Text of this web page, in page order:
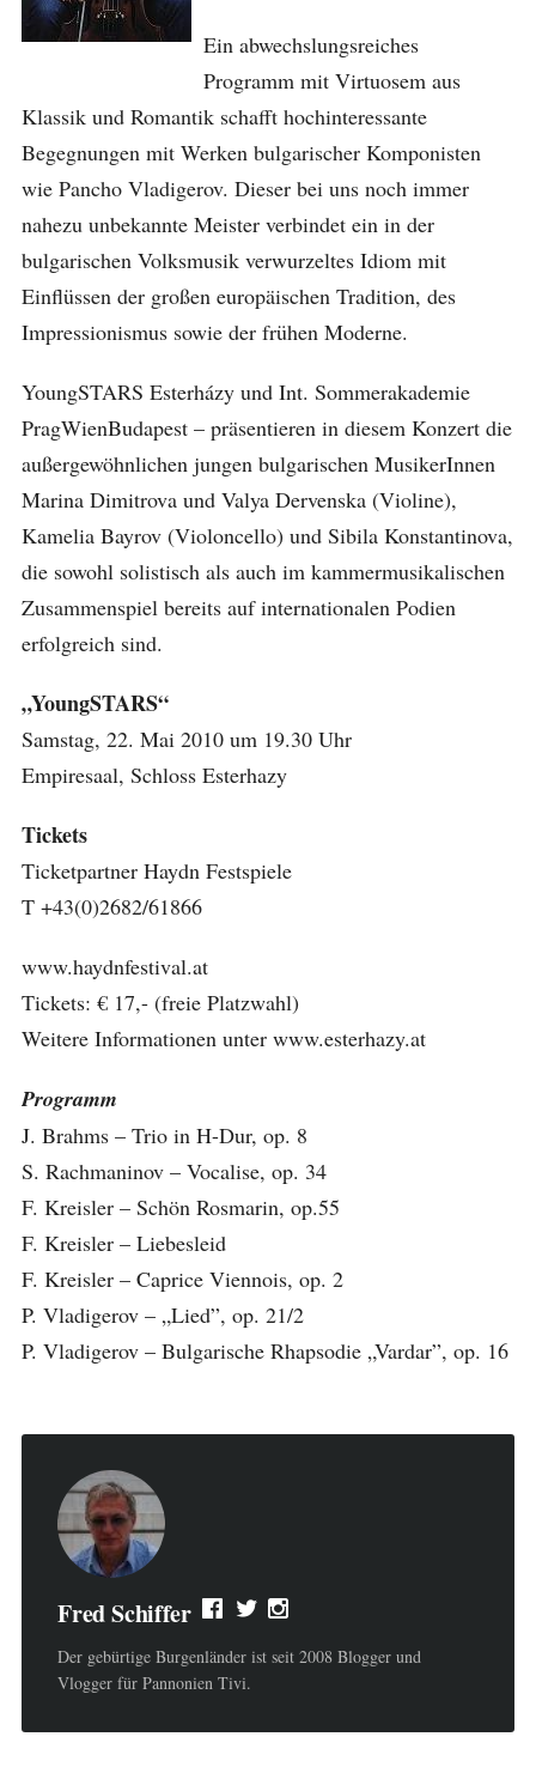
Ein abwechslungsreiches
Programm mit Virtuosem aus
Klassik und Romantik schafft hochinteressante
Begegnungen mit Werken bulgarischer Komponisten
wie Pancho Vladigerov. Dieser bei uns noch immer
nahezu unbekannte Meister verbindet ein in der
bulgarischen Volksmusik verwurzeltes Idiom mit
Einflüssen der großen europäischen Tradition, des
Impressionismus sowie der frühen Moderne.
YoungSTARS Esterházy und Int. Sommerakademie
PragWienBudapest – präsentieren in diesem Konzert die
außergewöhnlichen jungen bulgarischen MusikerInnen
Marina Dimitrova und Valya Dervenska (Violine),
Kamelia Bayrov (Violoncello) und Sibila Konstantinova,
die sowohl solistisch als auch im kammermusikalischen
Zusammenspiel bereits auf internationalen Podien
erfolgreich sind.
„YoungSTARS“
Samstag, 22. Mai 2010 um 19.30 Uhr
Empiresaal, Schloss Esterhazy
Tickets
Ticketpartner Haydn Festspiele
T +43(0)2682/61866
www.haydnfestival.at
Tickets: € 17,- (freie Platzwahl)
Weitere Informationen unter www.esterhazy.at
Programm
J. Brahms – Trio in H-Dur, op. 8
S. Rachmaninov – Vocalise, op. 34
F. Kreisler – Schön Rosmarin, op.55
F. Kreisler – Liebesleid
F. Kreisler – Caprice Viennois, op. 2
P. Vladigerov – „Lied”, op. 21/2
P. Vladigerov – Bulgarische Rhapsodie „Vardar”, op. 16
Fred Schiffer
Der gebürtige Burgenländer ist seit 2008 Blogger und
Vlogger für Pannonien Tivi.